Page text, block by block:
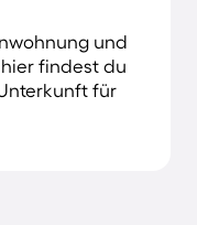
und
hier findest du
für